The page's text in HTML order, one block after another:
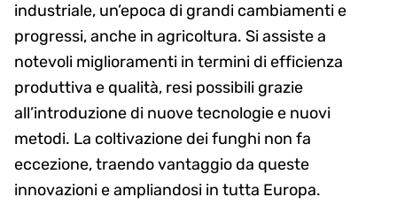
industriale, un’epoca di grandi cambiamenti e
progressi, anche in agricoltura. Si assiste a
notevoli miglioramenti in termini di efficienza
produttiva e qualità, resi possibili grazie
all’introduzione di nuove tecnologie e nuovi
metodi. La coltivazione dei funghi non fa
eccezione, traendo vantaggio da queste
innovazioni e ampliandosi in tutta Europa.